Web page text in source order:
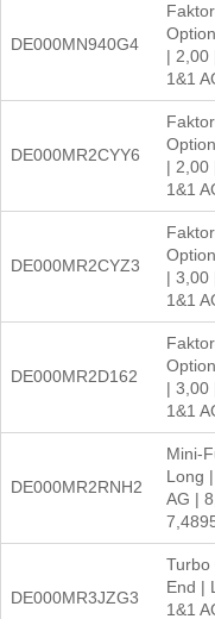
DE000MN940G4
| 2,00
1&1
DE000MR2CYY6
| 2,00
1&1
DE000MR2CYZ3
| 3,00
1&1
DE000MR2D162
| 3,00
1&1
DE000MR2RNH2
Mini-
Long
AG |
DE000MR3JZG3
Turbo
End |
1&1